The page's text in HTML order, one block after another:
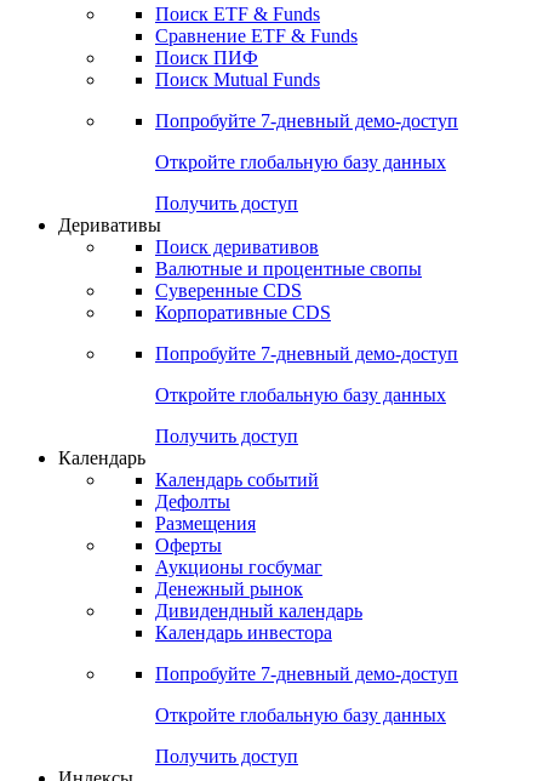
Откройте глобальную базу данных
Получить доступ
ETF & Funds
Сравнение ETF & Funds
Поиск Mutual Funds
Попробуйте7-дневный
Откройте глобальную базу данных
Получить доступ
Деривативы
Валютные и процентные свопы
Корпоративные CDS
Попробуйте7-дневный
Откройте глобальную базу данных
Получить доступ
Календарь
Календарь событий
Дефолты
Размещения
Оферты
Денежный рынок
Календарь инвестора
Попробуйте7-дневный